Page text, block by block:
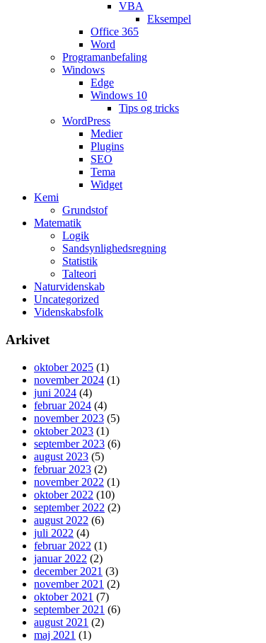
VBA
Eksempel
Office 365
Word
Programanbefaling
Windows
Edge
Windows 10
Tips og tricks
WordPress
Medier
Plugins
SEO
Tema
Widget
Kemi
Grundstof
Matematik
Logik
Sandsynlighedsregning
Statistik
Talteori
Naturvidenskab
Uncategorized
Videnskabsfolk
Arkivet
oktober 2025 (1)
november 2024 (1)
juni 2024 (4)
februar 2024 (4)
november 2023 (5)
oktober 2023 (1)
september 2023 (6)
august 2023 (5)
februar 2023 (2)
november 2022 (1)
oktober 2022 (10)
september 2022 (2)
august 2022 (6)
juli 2022 (4)
februar 2022 (1)
januar 2022 (2)
december 2021 (3)
november 2021 (2)
oktober 2021 (7)
september 2021 (6)
august 2021 (2)
maj 2021 (1)